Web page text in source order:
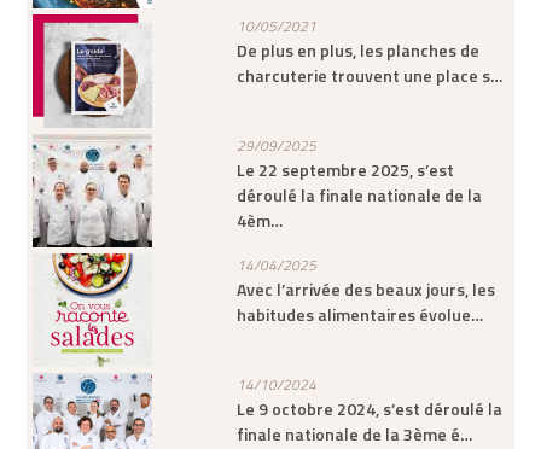
10/05/2021
De plus en plus, les planches de
charcuterie trouvent une place s…
29/09/2025
Le 22 septembre 2025, s’est
déroulé la finale nationale de la
4èm…
14/04/2025
Avec l’arrivée des beaux jours, les
habitudes alimentaires évolue…
14/10/2024
Le 9 octobre 2024, s’est déroulé la
finale nationale de la 3ème é…